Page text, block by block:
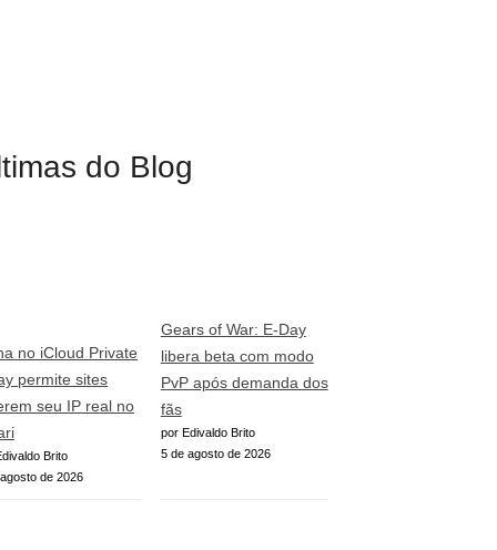
do Blog
no iCloud Private
permite sites
seu IP real no
Brito
de 2026
Gears of War: E-Day
libera beta com modo
PvP após demanda dos
fãs
por Edivaldo Brito
5 de agosto de 2026